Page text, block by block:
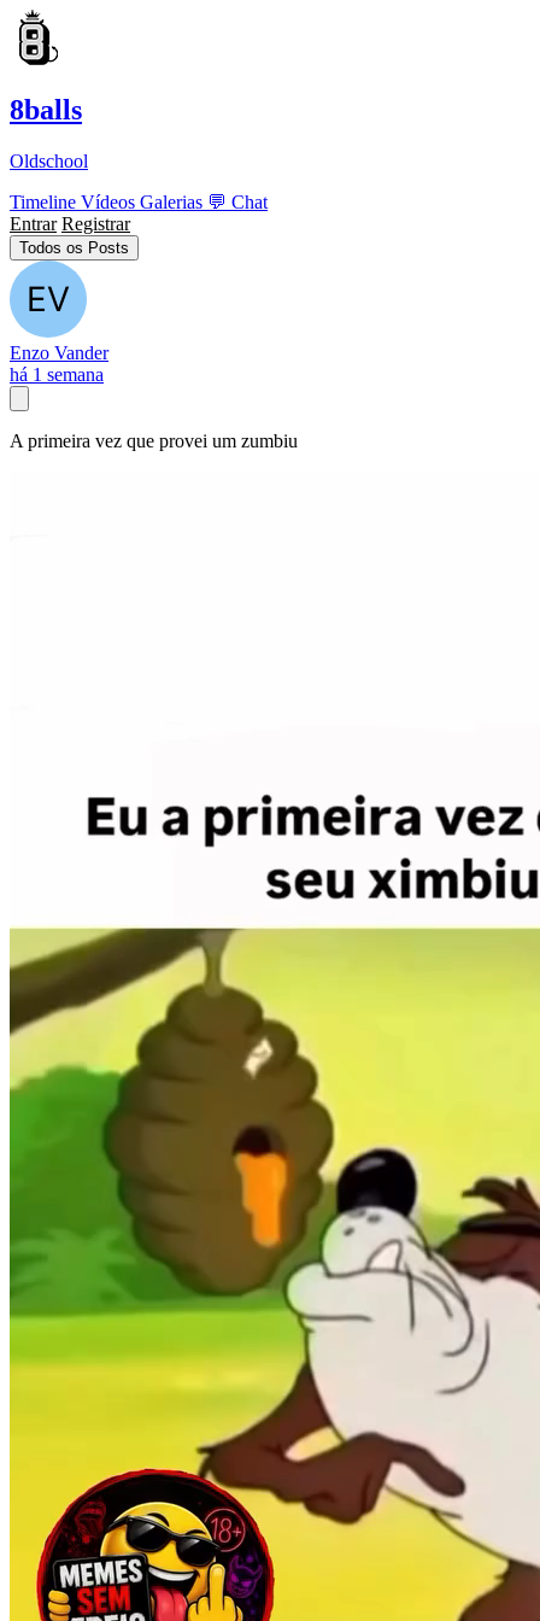
8balls
Oldschool
Timeline Vídeos Galerias 💬 Chat
Entrar Registrar
Todos os Posts
Enzo Vander
há 1 semana
A primeira vez que provei um zumbiu